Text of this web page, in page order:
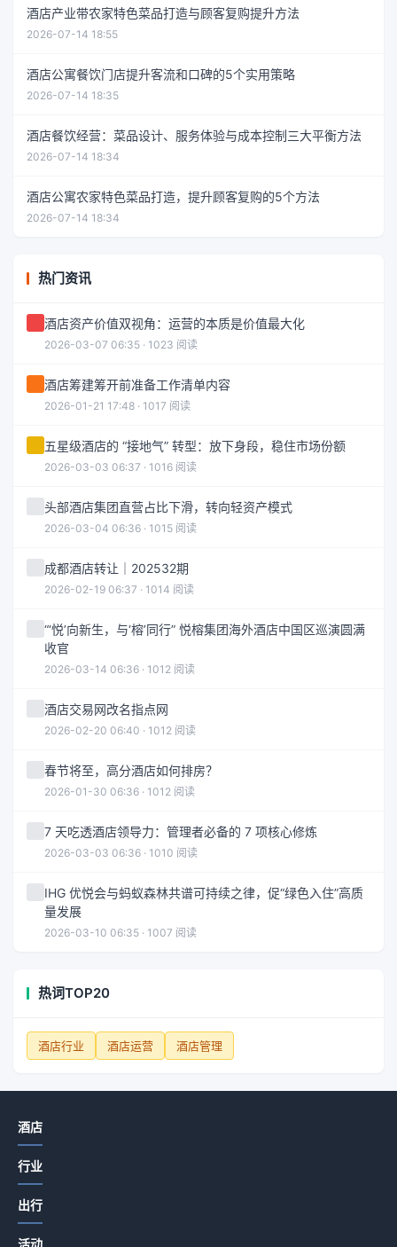
酒店产业带农家特色菜品打造与顾客复购提升方法
2026-07-14 18:55
酒店公寓餐饮门店提升客流和口碑的5个实用策略
2026-07-14 18:35
酒店餐饮经营：菜品设计、服务体验与成本控制三大平衡方法
2026-07-14 18:34
酒店公寓农家特色菜品打造，提升顾客复购的5个方法
2026-07-14 18:34
热门资讯
酒店资产价值双视角：运营的本质是价值最大化
2026-03-07 06:35 · 1023 阅读
酒店筹建筹开前准备工作清单内容
2026-01-21 17:48 · 1017 阅读
五星级酒店的 “接地气” 转型：放下身段，稳住市场份额
2026-03-03 06:37 · 1016 阅读
头部酒店集团直营占比下滑，转向轻资产模式
2026-03-04 06:36 · 1015 阅读
成都酒店转让｜202532期
2026-02-19 06:37 · 1014 阅读
“‘悦’向新生，与‘榕’同行” 悦榕集团海外酒店中国区巡演圆满
收官
2026-03-14 06:36 · 1012 阅读
酒店交易网改名指点网
2026-02-20 06:40 · 1012 阅读
春节将至，高分酒店如何排房？
2026-01-30 06:36 · 1012 阅读
7 天吃透酒店领导力：管理者必备的 7 项核心修炼
2026-03-03 06:36 · 1010 阅读
IHG 优悦会与蚂蚁森林共谱可持续之律，促“绿色入住”高质
量发展
2026-03-10 06:35 · 1007 阅读
热词TOP20
酒店行业 酒店运营 酒店管理
酒店
行业
出行